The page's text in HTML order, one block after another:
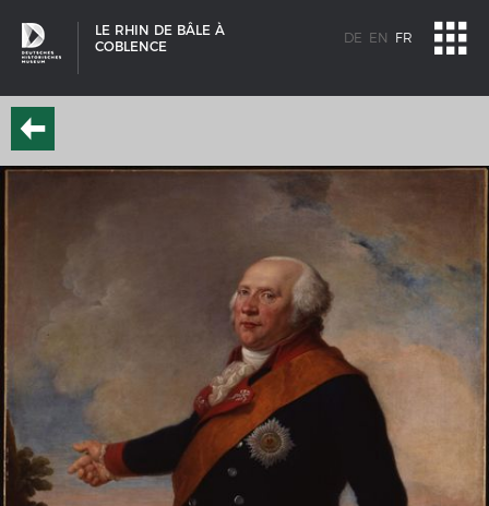
LE RHIN DE BÂLE À
COBLENCE
DE EN FR
SCHIFFSTYPEN
Entwicklungen im europäischen Schiffbau